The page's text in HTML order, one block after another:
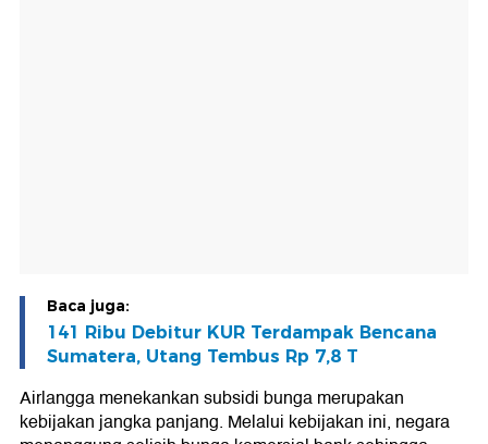
Baca juga:
141 Ribu Debitur KUR Terdampak Bencana
Sumatera, Utang Tembus Rp 7,8 T
Airlangga menekankan subsidi bunga merupakan
kebijakan jangka panjang. Melalui kebijakan ini, negara